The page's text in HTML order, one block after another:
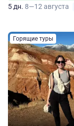
5 дн. 8—12 августа
Горящие туры